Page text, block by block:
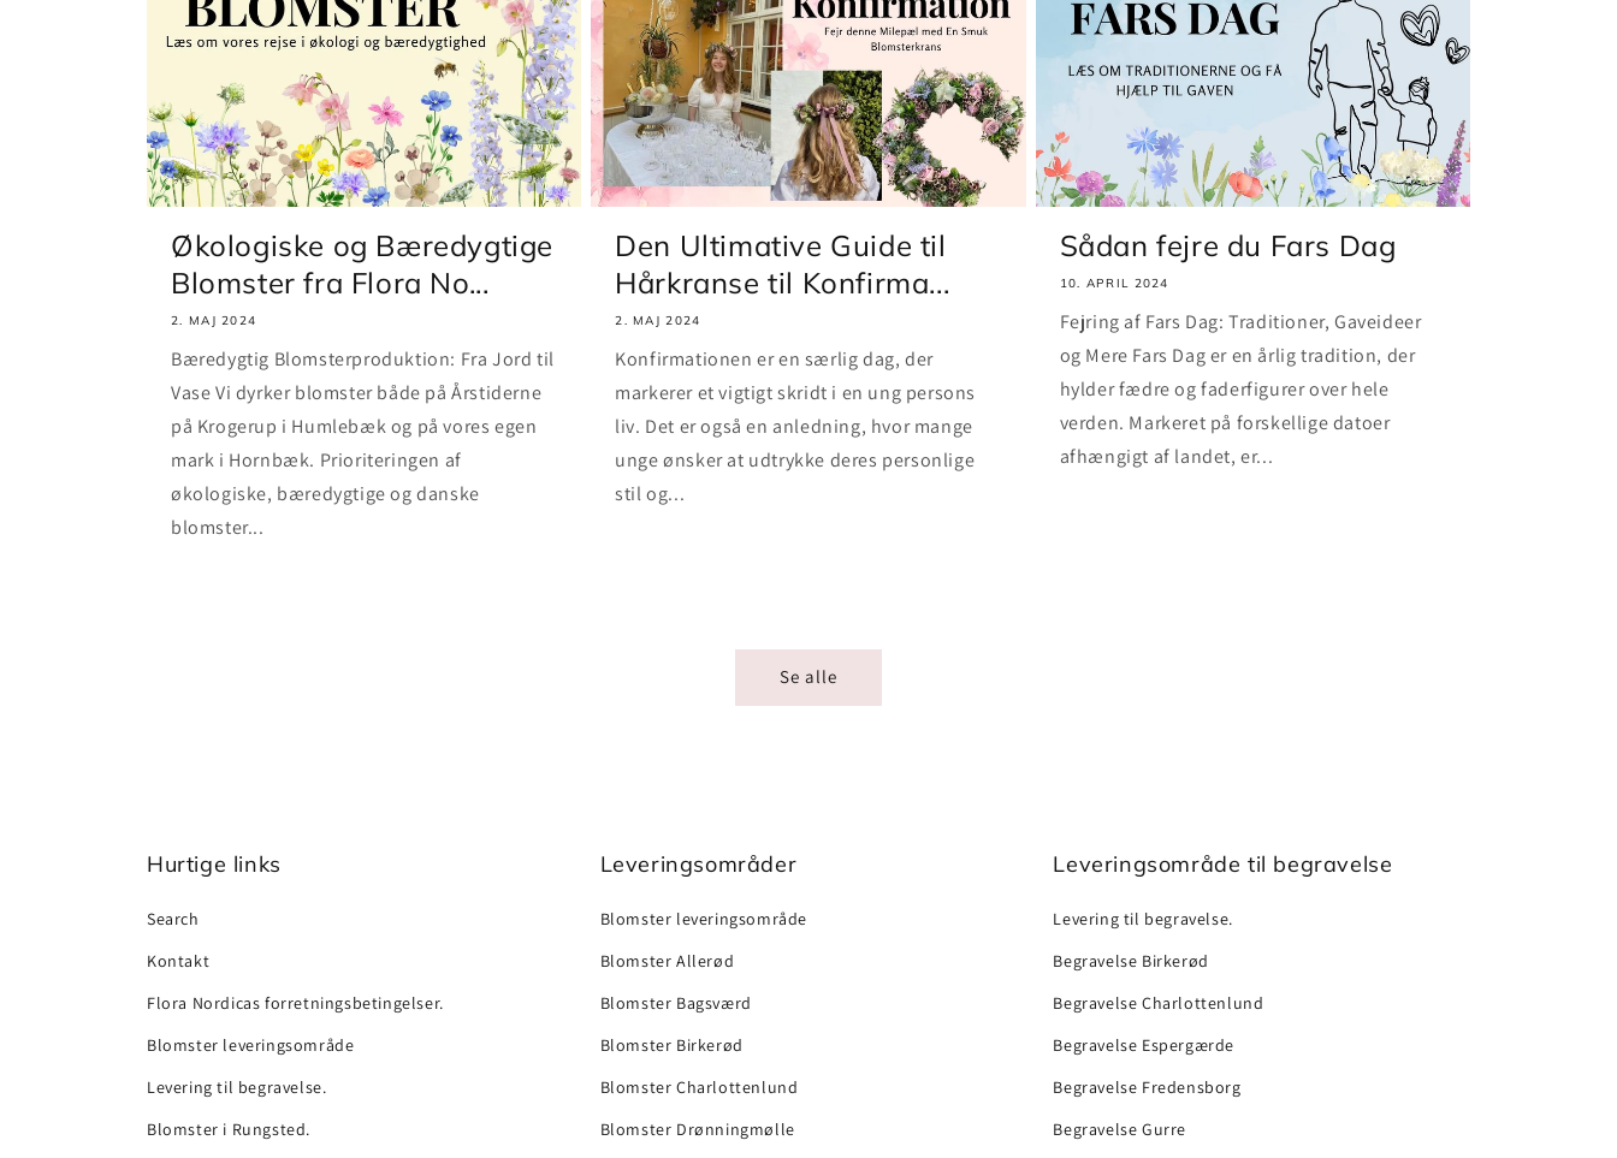
Økologiske og Bæredygtige
Blomster fra Flora No...
2. MAJ 2024
Bæredygtig Blomsterproduktion: Fra Jord til
Vase Vi dyrker blomster både på Årstiderne
på Krogerup i Humlebæk og på vores egen
mark i Hornbæk. Prioriteringen af
økologiske, bæredygtige og danske
blomster...
Den Ultimative Guide til
Hårkranse til Konfirma...
2. MAJ 2024
Konfirmationen er en særlig dag, der
markerer et vigtigt skridt i en ung persons
liv. Det er også en anledning, hvor mange
unge ønsker at udtrykke deres personlige
stil og...
Sådan fejre du Fars Dag
10. APRIL 2024
Fejring af Fars Dag: Traditioner, Gaveideer
og Mere Fars Dag er en årlig tradition, der
hylder fædre og faderfigurer over hele
verden. Markeret på forskellige datoer
afhængigt af landet, er...
Se alle
Hurtige links
Search
Kontakt
Flora Nordicas forretningsbetingelser.
Blomster leveringsområde
Levering til begravelse.
Blomster i Rungsted.
Leveringsområder
Blomster leveringsområde
Blomster Allerød
Blomster Bagsværd
Blomster Birkerød
Blomster Charlottenlund
Blomster Drønningmølle
Leveringsområde til begravelse
Levering til begravelse.
Begravelse Birkerød
Begravelse Charlottenlund
Begravelse Espergærde
Begravelse Fredensborg
Begravelse Gurre